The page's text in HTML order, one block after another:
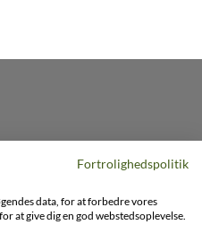
alle pakker - Husk der er fri
Fortrolighedspolitik
data, for at forbedre vores
at give dig en god webstedsoplevelse.